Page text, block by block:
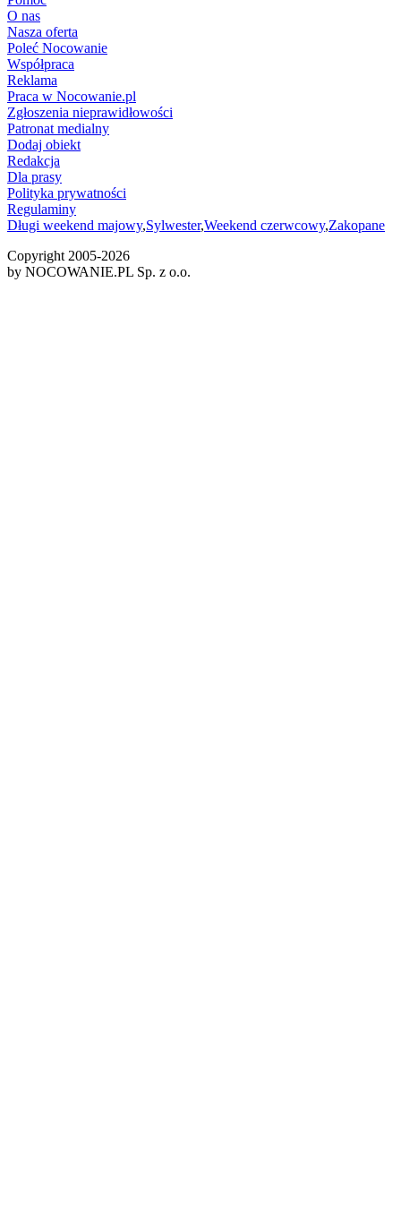
O nas
Nasza oferta
Poleć Nocowanie
Współpraca
Reklama
Praca w Nocowanie.pl
Zgłoszenia nieprawidłowości
Patronat medialny
Dodaj obiekt
Redakcja
Dla prasy
Polityka prywatności
Regulaminy
Długi weekend majowy,Sylwester,Weekend czerwcowy,Zakopane
Copyright 2005-2026
by NOCOWANIE.PL Sp. z o.o.